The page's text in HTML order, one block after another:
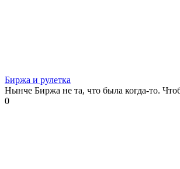
Биржа и рулетка
Нынче Биржа не та, что была когда-то.
0